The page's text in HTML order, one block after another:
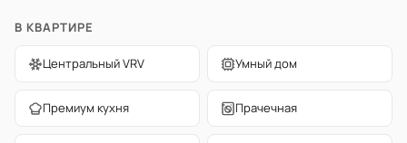
В КВАРТИРЕ
Центральный VRV Умный дом
Премиум кухня Прачечная